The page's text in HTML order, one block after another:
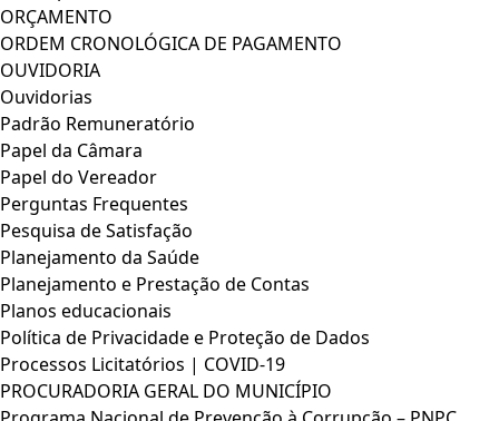
ORÇAMENTO
ORDEM CRONOLÓGICA DE PAGAMENTO
OUVIDORIA
Ouvidorias
Padrão Remuneratório
Papel da Câmara
Papel do Vereador
Perguntas Frequentes
Pesquisa de Satisfação
Planejamento da Saúde
Planejamento e Prestação de Contas
Planos educacionais
Política de Privacidade e Proteção de Dados
Processos Licitatórios | COVID-19
PROCURADORIA GERAL DO MUNICÍPIO